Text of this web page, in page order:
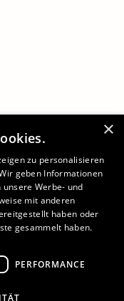
×
zu personalisieren
geben Informationen
Werbe- und
mit anderen
haben oder
gesammelt haben.
PERFORMANCE